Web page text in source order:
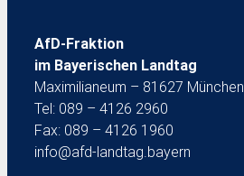
AfD-Fraktion
im Bayerischen Landtag
Maximilianeum – 81627 München
Tel: 089 – 4126 2960
Fax: 089 – 4126 1960
info@afd-landtag.bayern